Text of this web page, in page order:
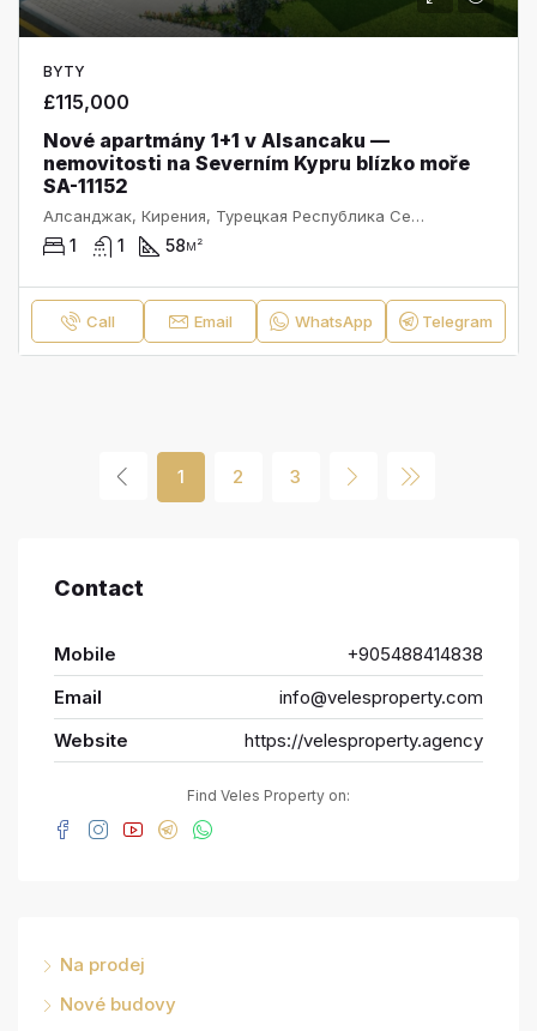
BYTY
£115,000
Nové apartmány 1+1 v Alsancaku —
nemovitosti na Severním Kypru blízko moře
SA-11152
Алсанджак, Кирения, Турецкая Республика Северного Кипра, 99350, Кипр
1 1 58м²
Call Email WhatsApp Telegram
1 2 3
Contact
Mobile
+905488414838
Email
info@velesproperty.com
Website
https://velesproperty.agency
Find Veles Property on:
Na prodej
Nové budovy